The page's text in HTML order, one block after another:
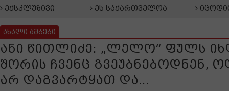
ექსკლუზივი
ეს საქართველოა
ახალი ამბები
ანი წითლიძე: „ლელო“ ფულს
შორის ჩვენც გვეუბნებოდნენ,
არ დაგვარტყათ და...